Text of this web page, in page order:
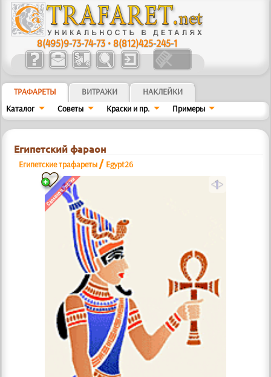
8(495)9-73-74-73 •8(812)425-245-1
ТРАФАРЕТЫ ВИТРАЖИ
НАКЛЕЙКИ
Каталог
Советы Краски и пр. Примеры
Египетский фараон
Египетские трафареты / Egypt26
a